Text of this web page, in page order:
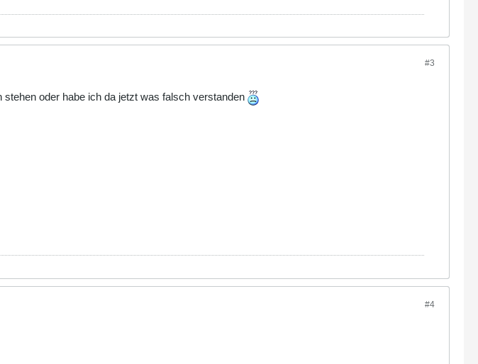
#3
oder habe ich da jetzt was falsch verstanden
#4